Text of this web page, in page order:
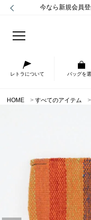
今なら新規会員
レトラについて バッグを
HOME すべてのアイテム